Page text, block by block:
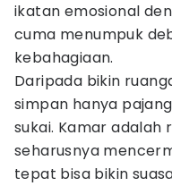
ikatan emosional
cuma menumpuk
kebahagiaan.
Daripada bikin
simpan hanya
sukai. Kamar adalah
seharusnya
tepat bisa bikin